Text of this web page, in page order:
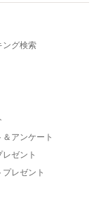
ング検索
アンケート
ゼント
レゼント